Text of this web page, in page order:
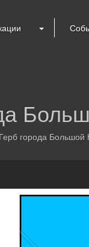
Герб города